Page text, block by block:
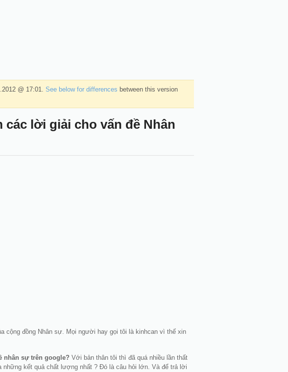
@ 17:01. See below for differences between this version
lời giải cho vấn đề Nhân
cộng đồng Nhân sự. Mọi người hay gọi tôi là kinhcan vì thế xin
nhân sự trên google? Với bản thân tôi thì đã quá nhiều lần thất
kết quả chất lượng nhất ? Đó là câu hỏi lớn. Và để trả lời